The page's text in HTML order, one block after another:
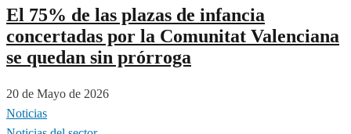
de
infancia
y
la
Conselleria
Servicios
El 75% de las plazas de infancia
concertadas por la Comunitat Valenciana
se quedan sin prórroga
20 de Mayo de 2026
Noticias